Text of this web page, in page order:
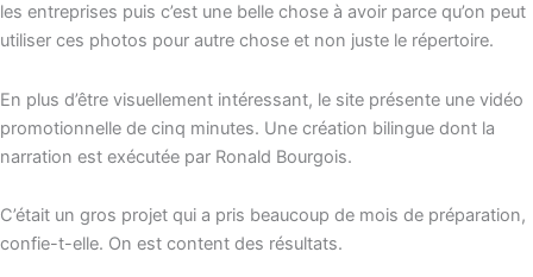
les entreprises puis c’est une belle chose à avoir parce qu’on peut
utiliser ces photos pour autre chose et non juste le répertoire.
En plus d’être visuellement intéressant, le site présente une vidéo
promotionnelle de cinq minutes. Une création bilingue dont la
narration est exécutée par Ronald Bourgois.
C’était un gros projet qui a pris beaucoup de mois de préparation,
confie-t-elle. On est content des résultats.